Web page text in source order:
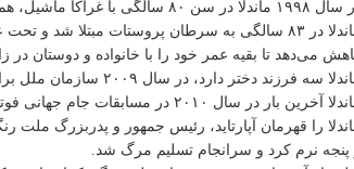
۸۰ سالگی با غراکا ماشیل، همسر سامورا ماشیل رئیس جمهور فقید موزامبیک ازدواج کرد.
می‌دهد تا بقیه عمر خود را با خانواده و دوستان در
سه فرزند دختر دارد، در سال ۲۰۰۹ سازمان ملل برای گرامیداشت وی روز تولدش را روزی جهانی اعلام کرد.
آخرین بار در سال ۲۰۱۰ در مسابقات جام جهانی فوتبال در آفریقای جنوبی در ملاء عام حاضر شد.
را قهرمان آپارتاید، رئیس جمهور و پدربزرگ
پنجه نرم کرد و سرانجام تسلیم مرگ شد.